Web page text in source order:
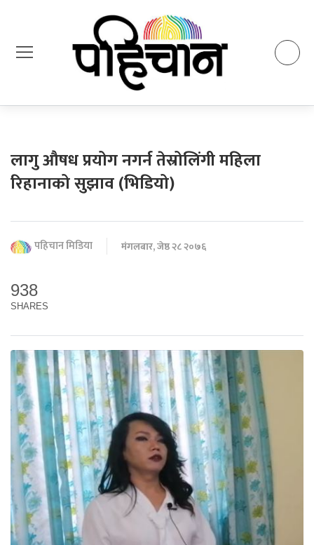
लागु औषध प्रयोग नगर्न तेस्रोलिंगी महिला
रिहानाको सुझाव (भिडियो)
पहिचान मिडिया मंगलबार, जेष्ठ २८ २०७६
938
SHARES